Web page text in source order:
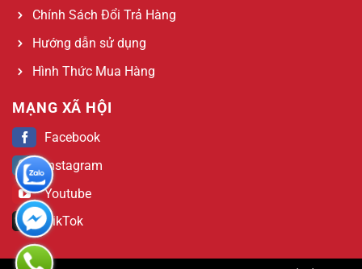
Chính Sách Đổi Trả Hàng
Hướng dẫn sử dụng
Hình Thức Mua Hàng
MẠNG XÃ HỘI
Facebook
Instagram
Youtube
TikTok